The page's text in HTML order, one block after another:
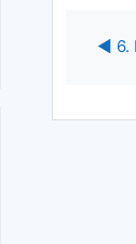
◀︎ 6.